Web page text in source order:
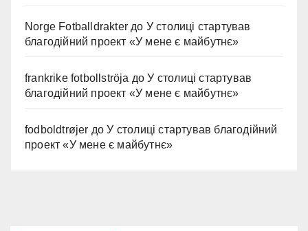
Norge Fotballdrakter до У столиці стартував
благодійний проект «У мене є майбутнє»
frankrike fotbollströja доУ столиці стартував
благодійний проект «У мене є майбутнє»
fodboldtrøjer доУ столиці стартував благодійний
проект «У мене є майбутнє»